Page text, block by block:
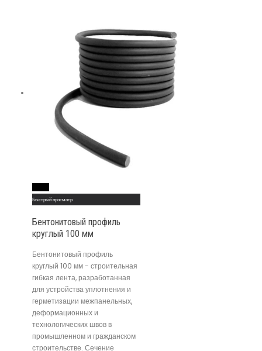
Быстрый просмотр
Бентонитовый профиль
круглый 100 мм
Бентонитовый профиль
круглый 100 мм - строительная
гибкая лента, разработанная
для устройства уплотнения и
герметизации межпанельных,
деформационных и
технологических швов в
промышленном и гражданском
строительстве. Сечение